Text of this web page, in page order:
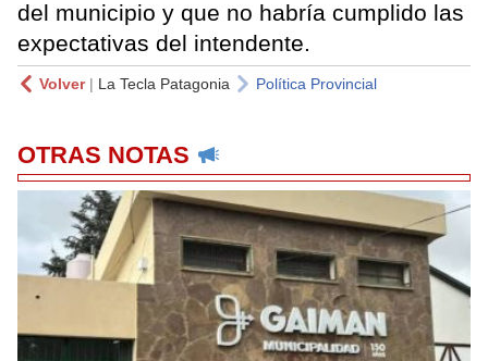
del municipio y que no habría cumplido las
expectativas del intendente.
Volver| La Tecla Patagonia Política Provincial
OTRAS NOTAS